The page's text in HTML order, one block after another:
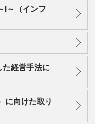
I～（インフ
た経営手法に
に向けた取り